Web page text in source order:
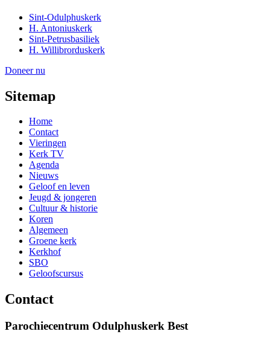
Sint-Odulphuskerk
H. Antoniuskerk
Sint-Petrusbasiliek
H. Willibrorduskerk
Doneer nu
Sitemap
Home
Contact
Vieringen
Kerk TV
Agenda
Nieuws
Geloof en leven
Jeugd & jongeren
Cultuur & historie
Koren
Algemeen
Groene kerk
Kerkhof
SBO
Geloofscursus
Contact
Parochiecentrum Odulphuskerk Best